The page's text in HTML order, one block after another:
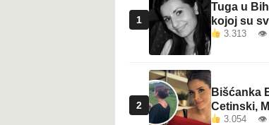
1
Tuga u
kojoj su
3.313 👁
2
Bišćanka
Cetinski,
3.054 👁